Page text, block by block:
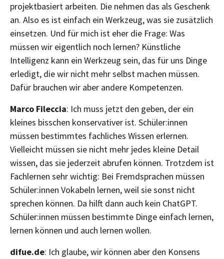
projektbasiert arbeiten. Die nehmen das als Geschenk
an. Also es ist einfach ein Werkzeug, was sie zusätzlich
einsetzen. Und für mich ist eher die Frage: Was
müssen wir eigentlich noch lernen? Künstliche
Intelligenz kann ein Werkzeug sein, das für uns Dinge
erledigt, die wir nicht mehr selbst machen müssen.
Dafür brauchen wir aber andere Kompetenzen.
Marco Fileccia: Ich muss jetzt den geben, der ein
kleines bisschen konservativer ist. Schüler:innen
müssen bestimmtes fachliches Wissen erlernen.
Vielleicht müssen sie nicht mehr jedes kleine Detail
wissen, das sie jederzeit abrufen können. Trotzdem ist
Fachlernen sehr wichtig: Bei Fremdsprachen müssen
Schüler:innen Vokabeln lernen, weil sie sonst nicht
sprechen können. Da hilft dann auch kein ChatGPT.
Schüler:innen müssen bestimmte Dinge einfach lernen,
lernen können und auch lernen wollen.
difue.de: Ich glaube, wir können aber den Konsens